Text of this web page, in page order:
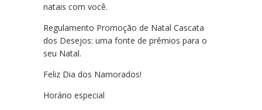
natais com você.
Regulamento Promoção de Natal Cascata
dos Desejos: uma fonte de prêmios para o
seu Natal.
Feliz Dia dos Namorados!
Horário especial